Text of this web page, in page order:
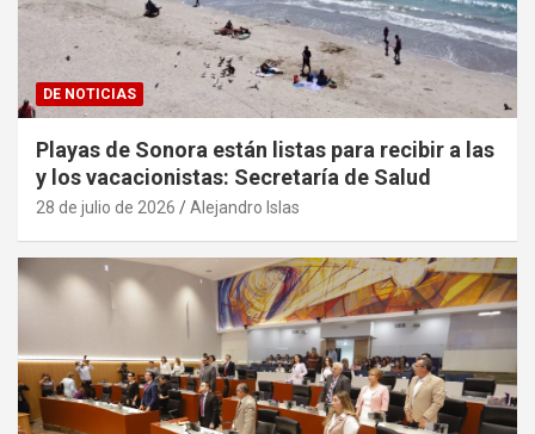
DE NOTICIAS
Playas de Sonora están listas para recibir a las
y los vacacionistas: Secretaría de Salud
28 de julio de 2026 Alejandro Islas